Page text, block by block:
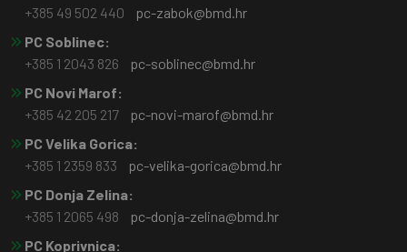
+385 49 502 440
pc-zabok@bmd.hr
PC Soblinec:
+385 1 2043 826
pc-soblinec@bmd.hr
PC Novi Marof:
+385 42 205 217
pc-novi-marof@bmd.hr
PC Velika Gorica:
+385 1 2359 833
pc-velika-gorica@bmd.hr
PC Donja Zelina:
+385 1 2065 498
pc-donja-zelina@bmd.hr
PC Koprivnica: